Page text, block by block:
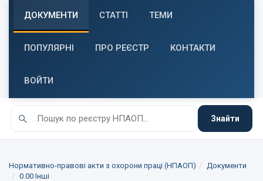
ДОКУМЕНТИ СТАТТІ ТЕМИ
ПОПУЛЯРНІ ПРО РЕЄСТР КОНТАКТИ
ВОЙТИ
Знайти
Нормативно-правові акти з охорони праці (НПАОП)
Документи
0.00 Інші